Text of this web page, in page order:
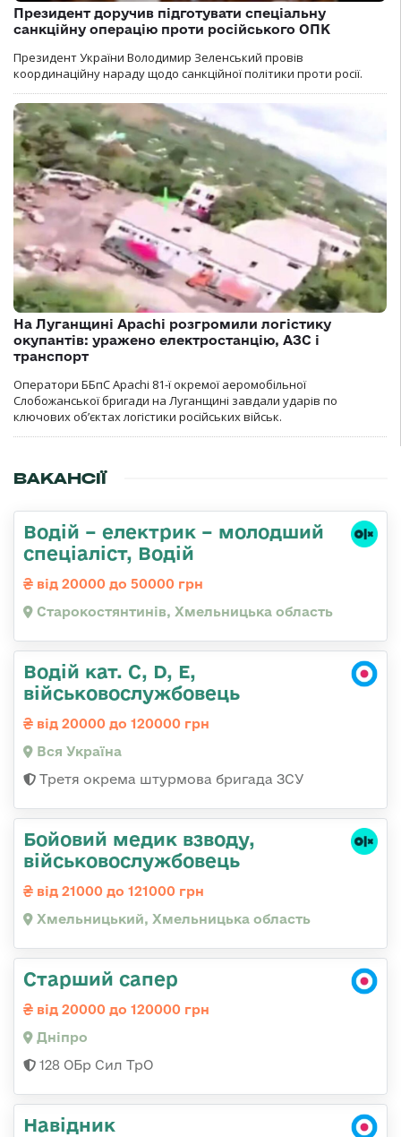
Президент доручив підготувати спеціальну
санкційну операцію проти російського ОПК
Президент України Володимир Зеленський провів
координаційну нараду щодо санкційної політики проти росії.
На Луганщині Apachi розгромили логістику
окупантів: уражено електростанцію, АЗС і
транспорт
Оператори ББпС Apachi 81-ї окремої аеромобільної
Слобожанської бригади на Луганщині завдали ударів по
ключових об’єктах логістики російських військ.
ВАКАНСІЇ
Водій – електрик – молодший
спеціаліст, Водій
від 20000 до 50000 грн
Старокостянтинів, Хмельницька область
Водій кат. С, D, Е,
військовослужбовець
від 20000 до 120000 грн
Вся Україна
Третя окрема штурмова бригада ЗСУ
Бойовий медик взводу,
військовослужбовець
від 21000 до 121000 грн
Хмельницький, Хмельницька область
Старший сапер
від 20000 до 120000 грн
Дніпро
128 ОБр Сил ТрО
Навідник